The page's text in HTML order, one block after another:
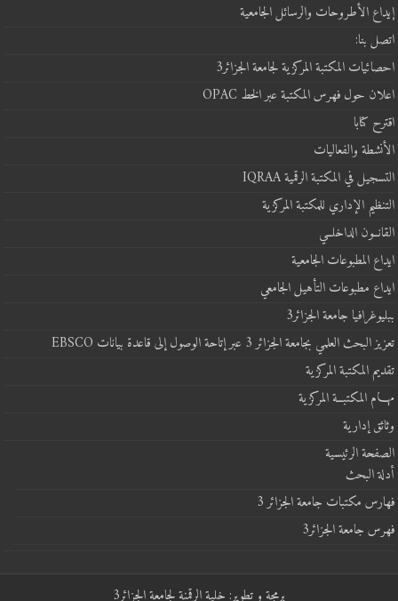
إيداع الأطروحات والرسائل الجامعية
اتصل بنا:
احصائيات المكتبة المركزية لجامعة الجزائر3
اعلان حول فهرس المكتبة عبر الخط OPAC
اقترح كتابا
الأنشطة والفعاليات
التسجيل في المكتبة الرقمية IQRAA
التنظيم الإداري للمكتبة المركزية
القانــون الداخلــي
ايداع المطبوعات الجامعية
ايداع مطبوعات التأهيل الجامعي
ببليوغرافيا جامعة الجزائر3
تعزيز البحث العلمي بجامعة الجزائر 3 عبر إتاحة الوصول إلى قاعدة بيانات EBSCO
تقديم المكتبة المركزية
مهـــام المكتبــة المركزية
وثائق إدارية
الصفحة الرئيسية
أدلة البحث
فهارس مكتبات جامعة الجزائر 3
فهرس جامعة الجزائر3
برمجة و تطوير: خلية الرقمنة لجامعة الجزائر3